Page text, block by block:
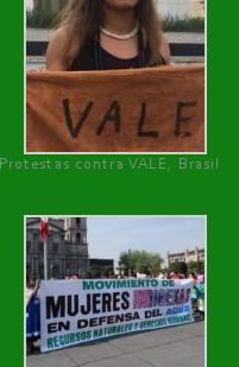
Protestas contra VALE, Brasil